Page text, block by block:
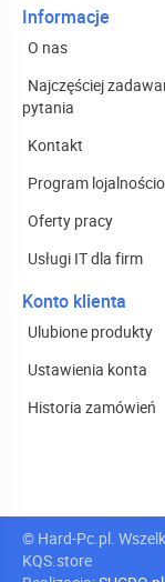
Informacje
O nas
Najczęściej
pytania
Kontakt
Program
Oferty pracy
Usługi IT dla firm
Konto klienta
Ulubione produkty
Ustawienia konta
Historia zamówień
© Hard-Pc.pl.
KQS.store